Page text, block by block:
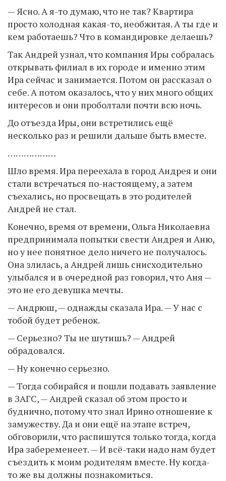
— Ясно. А я-то думаю, что не так? Квартира
просто холодная какая-то, необжитая. А ты где и
кем работаешь? Что в командировке делаешь?
Так Андрей узнал, что компания Иры собралась
открывать филиал в их городе и именно этим
Ира сейчас и занимается. Потом он рассказал о
себе. А потом оказалось, что у них много общих
интересов и они проболтали почти всю ночь.
До отъезда Иры, они встретились ещё
несколько раз и решили дальше быть вместе.
………………
Шло время. Ира переехала в город Андрея и они
стали встречаться по-настоящему, а затем
съехались, но просвещать в это родителей
Андрей не стал.
Конечно, время от времени, Ольга Николаевна
предпринимала попытки свести Андрея и Аню,
но у нее понятное дело ничего не получалось.
Она злилась, а Андрей лишь снисходительно
улыбался и в очередной раз говорил, что Аня —
это не его девушка мечты.
— Андрюш, — однажды сказала Ира. — У нас с
тобой будет ребенок.
— Серьезно? Ты не шутишь? — Андрей
обрадовался.
— Ну конечно серьезно.
— Тогда собирайся и пошли подавать заявление
в ЗАГС, — Андрей сказал об этом просто и
буднично, потому что знал Ирино отношение к
замужеству. Да и они ещё на этапе встреч,
обговорили, что распишутся только тогда, когда
Ира забеременеет. — И всё-таки надо нам будет
съездить к моим родителям вместе. Ну когда-
то же вы должны познакомиться.